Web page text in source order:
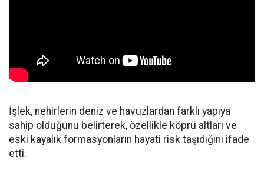
İşlek, nehirlerin deniz ve havuzlardan farklı yapıya
sahip olduğunu belirterek, özellikle köprü altları ve
eski kayalık formasyonların hayati risk taşıdığını ifade
etti.